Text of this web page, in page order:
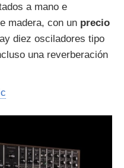
a mano e
madera, con un precio
diez osciladores tipo
una reverberación